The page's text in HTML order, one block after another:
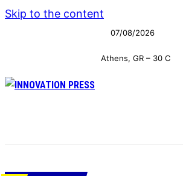
Skip to the content
07/08/2026
Athens, GR – 30 C